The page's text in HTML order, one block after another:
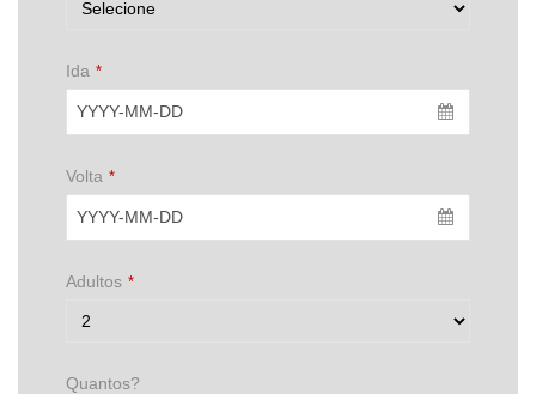
Ida *
Volta *
Adultos *
Quantos?